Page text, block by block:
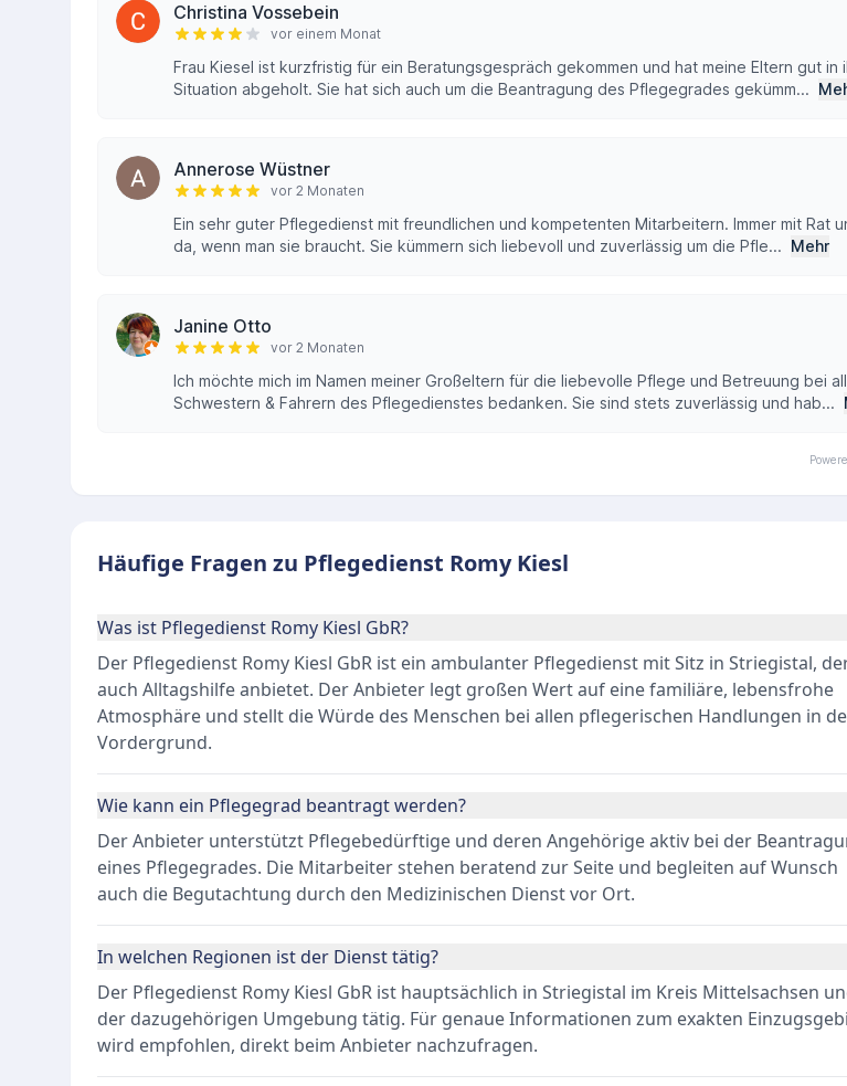
Christina Vossebein
vor einem Monat
Frau Kiesel ist kurzfristig für ein Beratungsgespräch gekommen und hat meine Eltern gut in
Situation abgeholt. Sie hat sich auch um die Beantragung des Pflegegrades gekümm...
Annerose Wüstner
vor 2 Monaten
Ein sehr guter Pflegedienst mit freundlichen und kompetenten Mitarbeitern. Immer mit Rat
da, wenn man sie braucht. Sie kümmern sich liebevoll und zuverlässig um die Pfle... Mehr
Janine Otto
vor 2 Monaten
Ich möchte mich im Namen meiner Großeltern für die liebevolle Pflege und Betreuung bei
Schwestern & Fahrern des Pflegedienstes bedanken. Sie sind stets zuverlässig und hab...
Häufige Fragen zu Pflegedienst Romy Kiesl
Was ist Pflegedienst Romy Kiesl GbR?
Der Pflegedienst Romy Kiesl GbR ist ein ambulanter Pflegedienst mit Sitz in Striegistal,
auch Alltagshilfe anbietet. Der Anbieter legt großen Wert auf eine familiäre, lebensfrohe
Atmosphäre und stellt die Würde des Menschen bei allen pflegerischen Handlungen in
Vordergrund.
Wie kann ein Pflegegrad beantragt werden?
Der Anbieter unterstützt Pflegebedürftige und deren Angehörige aktiv bei der
eines Pflegegrades. Die Mitarbeiter stehen beratend zur Seite und begleiten auf Wunsch
auch die Begutachtung durch den Medizinischen Dienst vor Ort.
In welchen Regionen ist der Dienst tätig?
Der Pflegedienst Romy Kiesl GbR ist hauptsächlich in Striegistal im Kreis Mittelsachsen
der dazugehörigen Umgebung tätig. Für genaue Informationen zum exakten
wird empfohlen, direkt beim Anbieter nachzufragen.